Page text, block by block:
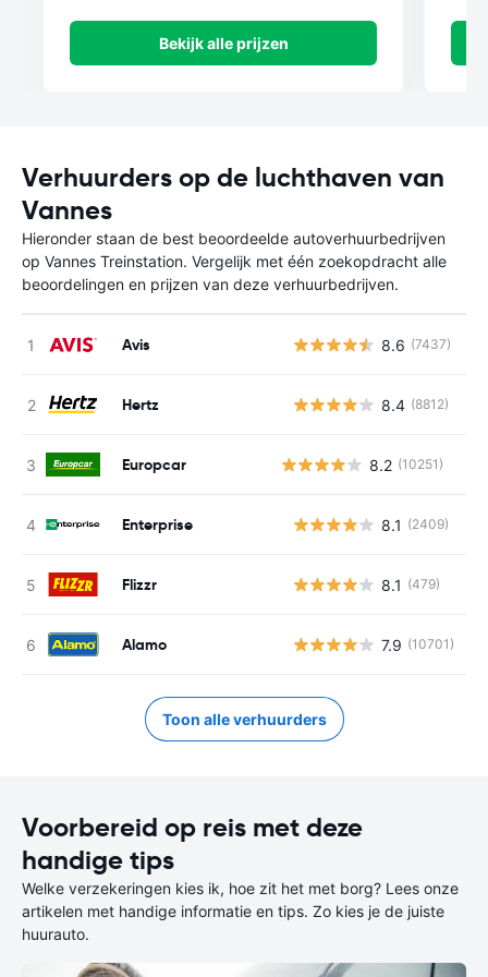
Bekijk alle prijzen
Verhuurders op de luchthaven van
Vannes
Hieronder staan de best beoordeelde autoverhuurbedrijven
op Vannes Treinstation. Vergelijk met één zoekopdracht alle
beoordelingen en prijzen van deze verhuurbedrijven.
Avis 8.6 (7437)
Hertz 8.4 (8812)
Europcar 8.2 (10251)
Enterprise 8.1 (2409)
Flizzr 8.1 (479)
Alamo 7.9 (10701)
Toon alle verhuurders
Voorbereid op reis met deze
handige tips
Welke verzekeringen kies ik, hoe zit het met borg? Lees onze
artikelen met handige informatie en tips. Zo kies je de juiste
huurauto.